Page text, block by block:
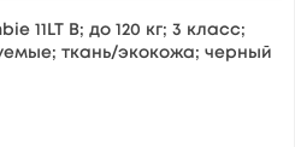
11LT B; до 120 кг; 3 класс;
ткань/экокожа; черный